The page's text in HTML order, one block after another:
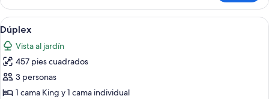
sobre
el
agua
Abrir
todas
las
fotos
de
Dúplex
Habitación de hotel ordenada con
5
Dúplex
Vista al jardín
457 pies cuadrados
3 personas
1 cama King y 1 cama individual